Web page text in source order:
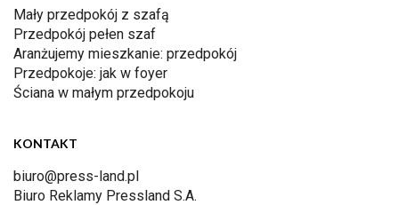
Mały przedpokój z szafą
Przedpokój pełen szaf
Aranżujemy mieszkanie: przedpokój
Przedpokoje: jak w foyer
Ściana w małym przedpokoju
KONTAKT
biuro@press-land.pl
Biuro Reklamy Pressland S.A.